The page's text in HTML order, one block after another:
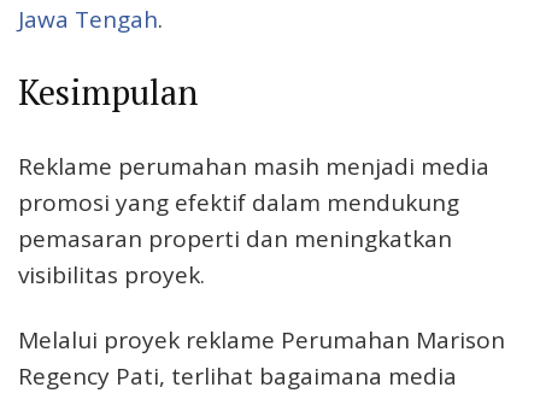
Jawa Tengah.
Kesimpulan
Reklame perumahan masih menjadi media
promosi yang efektif dalam mendukung
pemasaran properti dan meningkatkan
visibilitas proyek.
Melalui proyek reklame Perumahan Marison
Regency Pati, terlihat bagaimana media